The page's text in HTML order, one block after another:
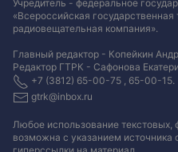
Учредитель - федеральное
«Всероссийская государственная
радиовещательная компания».
Главный редактор - Копейкин
Редактор ГТРК - Сафонова
+7 (3812) 65-00-75 , 65-00-15.
gtrk@inbox.ru
Любое использование текстовых,
возможна с указанием источника